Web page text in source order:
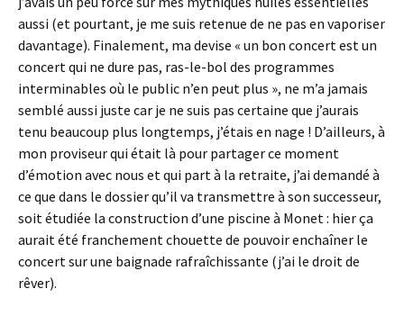
aussi (et pourtant, je me suis retenue de ne pas en vaporiser
davantage). Finalement, ma devise « un bon concert est un
concert qui ne dure pas, ras-le-bol des programmes
interminables où le public n’en peut plus », ne m’a jamais
semblé aussi juste car je ne suis pas certaine que j’aurais
tenu beaucoup plus longtemps, j’étais en nage ! D’ailleurs, à
mon proviseur qui était là pour partager ce moment
d’émotion avec nous et qui part à la retraite, j’ai demandé à
ce que dans le dossier qu’il va transmettre à son successeur,
soit étudiée la construction d’une piscine à Monet : hier ça
aurait été franchement chouette de pouvoir enchaîner le
concert sur une baignade rafraîchissante (j’ai le droit de
rêver).